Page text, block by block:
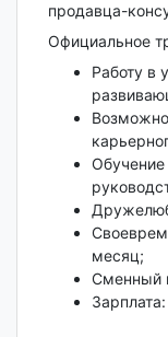
продавца-
Официальное
Работу в
месяц;
Сменный